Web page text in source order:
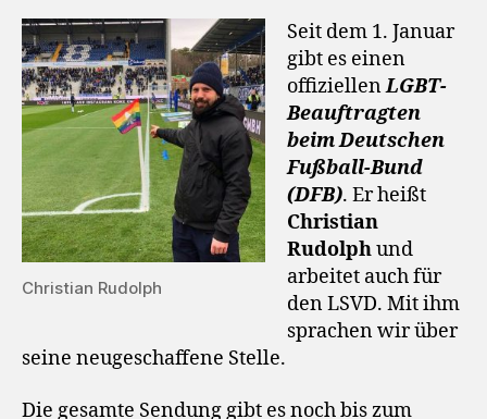
Christian Rudolph
Seit dem 1. Januar
gibt es einen
offiziellenLGBT-
Beauftragten
beim Deutschen
Fußball-Bund
(DFB). Er heißt
Christian
Rudolphund
arbeitet auch für
den LSVD. Mit ihm
sprachen wir über
seine neugeschaffene Stelle.
Die gesamte Sendung gibt es noch bis zum